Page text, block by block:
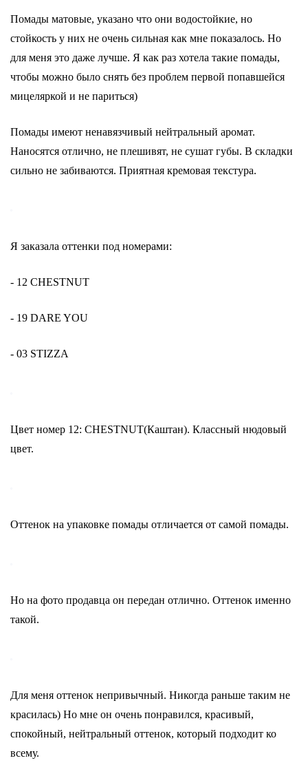
Помады матовые, указано что они водостойкие, но
стойкость у них не очень сильная как мне показалось. Но
для меня это даже лучше. Я как раз хотела такие помады,
чтобы можно было снять без проблем первой попавшейся
мицеляркой и не париться)
Помады имеют ненавязчивый нейтральный аромат.
Наносятся отлично, не плешивят, не сушат губы. В складки
сильно не забиваются. Приятная кремовая текстура.
Я заказала оттенки под номерами:
- 12 CHESTNUT
- 19 DARE YOU
- 03 STIZZA
Цвет номер 12: CHESTNUT(Каштан). Классный нюдовый
цвет.
Оттенок на упаковке помады отличается от самой помады.
Но на фото продавца он передан отлично. Оттенок именно
такой.
Для меня оттенок непривычный. Никогда раньше таким не
красилась) Но мне он очень понравился, красивый,
спокойный, нейтральный оттенок, который подходит ко
всему.